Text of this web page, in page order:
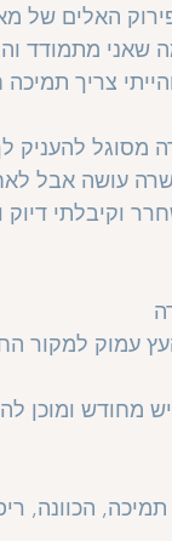
האלים של
מתמודד
צריך תמיכה
מסוגל להעניק
עושה אבל
וקיבלתי
עמוק למקור
מחודש
הכוונה,